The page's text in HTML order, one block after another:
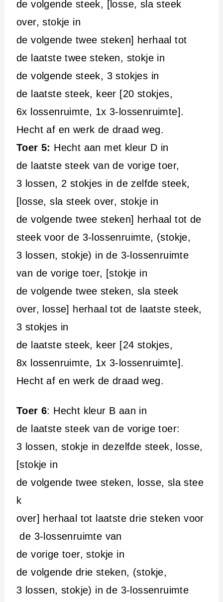
de volgende steek, [losse, sla steek
over, stokje in
de volgende twee steken] herhaal tot
de laatste twee steken, stokje in
de volgende steek, 3 stokjes in
de laatste steek, keer [20 stokjes,
6x lossenruimte, 1x 3-lossenruimte].
Hecht af en werk de draad weg.
Toer 5: Hecht aan met kleur D in
de laatste steek van de vorige toer,
3 lossen, 2 stokjes in de zelfde steek,
[losse, sla steek over, stokje in
de volgende twee steken] herhaal tot de
steek voor de 3-lossenruimte, (stokje,
3 lossen, stokje) in de 3-lossenruimte
van de vorige toer, [stokje in
de volgende twee steken, sla steek
over, losse] herhaal tot de laatste steek,
3 stokjes in
de laatste steek, keer [24 stokjes,
8x lossenruimte, 1x 3-lossenruimte].
Hecht af en werk de draad weg.
Toer 6: Hecht kleur B aan in
de laatste steek van de vorige toer:
3 lossen, stokje in dezelfde steek, losse,
[stokje in
de volgende twee steken, losse, sla stee
k
over] herhaal tot laatste drie steken voor
de 3-lossenruimte van
de vorige toer, stokje in
de volgende drie steken, (stokje,
3 lossen, stokje) in de 3-lossenruimte